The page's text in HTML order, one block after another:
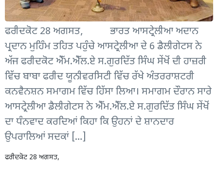
ਫਰੀਦਕੋਟ 28 ਅਗਸਤ, ਭਾਰਤ ਆਸਟ੍ਰੇਲੀਆ ਅਦਾਨ
ਪ੍ਰਦਾਨ ਮੁਹਿੰਮ ਤਹਿਤ ਪਹੁੰਚੇ ਆਸਟ੍ਰੇਲੀਆ ਦੇ 6 ਡੈਲੀਗੇਟਸ ਨੇ
ਅੱਜ ਫਰੀਦਕੋਟ ਐੱਮ.ਐੱਲ.ਏ ਸ.ਗੁਰਦਿੱਤ ਸਿੰਘ ਸੇਂਖੋਂ ਦੀ ਹਾਜ਼ਰੀ
ਵਿੱਚ ਬਾਬਾ ਫਰੀਦ ਯੂਨੀਵਰਸਿਟੀ ਵਿੱਚ ਰੱਖੇ ਅੰਤਰਰਾਸ਼ਟਰੀ
ਕਨਵੈਨਸ਼ਨ ਸਮਾਗਮ ਵਿੱਚ ਹਿੱਸਾ ਲਿਆ। ਸਮਾਗਮ ਦੌਰਾਨ ਸਾਰੇ
ਆਸਟ੍ਰੇਲੀਆ ਡੈਲੀਗੇਟਸ ਨੇ ਐੱਮ.ਐੱਲ.ਏ ਸ.ਗੁਰਦਿੱਤ ਸਿੰਘ ਸੇਂਖੋਂ
ਦਾ ਧੰਨਵਾਦ ਕਰਦਿਆਂ ਕਿਹਾ ਕਿ ਉਹਨਾਂ ਦੇ ਸ਼ਾਨਦਾਰ
ਉਪਰਾਲਿਆਂ ਸਦਕਾਂ […]
ਫਰੀਦਕੋਟ 28 ਅਗਸਤ,